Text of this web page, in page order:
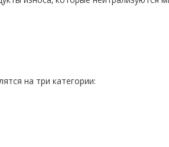
на три категории: